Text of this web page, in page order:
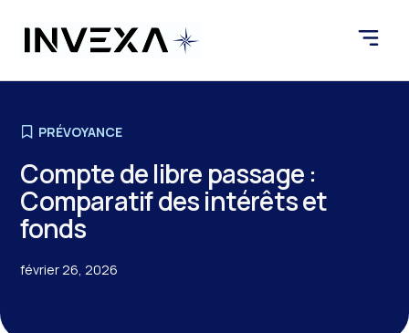
PRÉVOYANCE
Compte de libre passage :
Comparatif des intérêts et
fonds
février 26, 2026